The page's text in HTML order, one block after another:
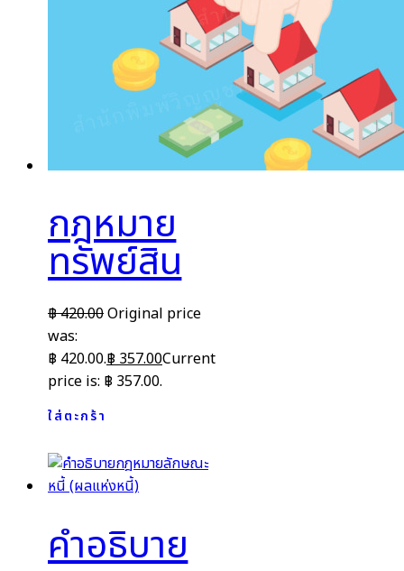
กฎหมาย
ทรัพย์สิน
฿420.00Original price
was:
฿ 420.00.฿357.00Current
price is: ฿ 357.00.
ใส่ตะกร้า
คำอธิบาย